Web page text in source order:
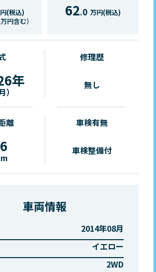
(税込)
円含む）
62.0 万円(税込)
年
）
修理歴
無し
離 車検有無
車検整備付
車両情報
2014年08月
イエロー
2WD